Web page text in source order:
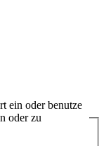
ein oder benutze
oder zu